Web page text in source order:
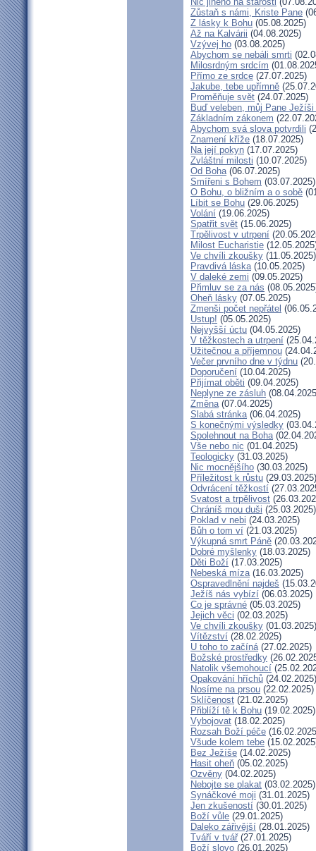
Zůstaň s námi, Kriste Pane
Z lásky k Bohu (05.08.2025)
Až na Kalvárii (04.08.2025)
Vzývej ho (03.08.2025)
Abychom se nebáli smrti
Milosrdným srdcím
Přímo ze srdce (27.07.2025)
Jakube, tebe upřímně
Proměňuje svět (24.07.2025)
Buď veleben, můj Pane
Základním zákonem
Abychom svá slova potvrdili
Znamení kříže (18.07.2025)
Na její pokyn (17.07.2025)
Zvláštní milosti (10.07.2025)
Od Boha(06.07.2025)
Smířeni s Bohem (03.07.2025)
O Bohu, o bližním a o sobě
Líbit se Bohu (29.06.2025)
Volání (19.06.2025)
Spatřit svět (15.06.2025)
Trpělivost v utrpení
Milost Eucharistie
Ve chvíli zkoušky (11.05.2025)
Pravdivá láska(10.05.2025)
V daleké zemi (09.05.2025)
Přimluv se za nás
Oheň lásky (07.05.2025)
Zmenši počet nepřátel
Ustup! (05.05.2025)
Nejvyšší úctu (04.05.2025)
V těžkostech a utrpení
Užitečnou a příjemnou
Večer prvního dne v týdnu
Doporučení (10.04.2025)
Přijímat oběti (09.04.2025)
Neplyne ze zásluh
Změna(07.04.2025)
Slabá stránka(06.04.2025)
S konečnými výsledky
Spolehnout na Boha
Vše nebo nic (01.04.2025)
Teologicky (31.03.2025)
Nic mocnějšího (30.03.2025)
Příležitost k růstu (29.03.2025)
Odvrácení těžkostí
Svatost a trpělivost
Chráníš mou duši (25.03.2025)
Poklad v nebi (24.03.2025)
Bůh o tom ví (21.03.2025)
Výkupná smrt Páně
Dobré myšlenky (18.03.2025)
Děti Boží (17.03.2025)
Nebeská míza(16.03.2025)
Ospravedlnění najdeš
Ježíš nás vybízí (06.03.2025)
Co je správné (05.03.2025)
Jejich věci (02.03.2025)
Ve chvíli zkoušky (01.03.2025)
Vítězství (28.02.2025)
U toho to začíná(27.02.2025)
Božské prostředky
Natolik všemohoucí
Opakování hříchů (24.02.2025)
Nosíme na prsou (22.02.2025)
Sklíčenost (21.02.2025)
Přiblíží tě k Bohu (19.02.2025)
Vybojovat (18.02.2025)
Rozsah Boží péče
Všude kolem tebe
Bez Ježíše (14.02.2025)
Hasit oheň (05.02.2025)
Ozvěny (04.02.2025)
Nebojte se plakat (03.02.2025)
Synáčkové moji (31.01.2025)
Jen zkušeností (30.01.2025)
Boží vůle (29.01.2025)
Daleko zářivější (28.01.2025)
Tváří v tvář(27.01.2025)
Boží slovo (26.01.2025)